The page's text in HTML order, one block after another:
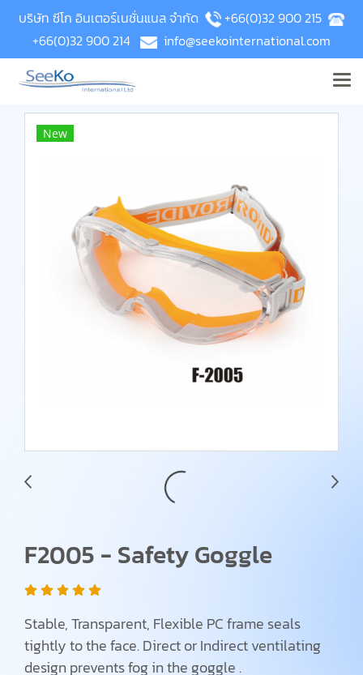
บริษัท ซีโก อินเตอร์เนชั่นแนล จำกัด
+66(0)32 900 215
+66(0)32 900 214
info@seekointernational.com
New
F2005 - Safety Goggle
Stable, Transparent, Flexible PC frame seals
tightly to the face. Direct or Indirect ventilating
design prevents fog in the goggle .